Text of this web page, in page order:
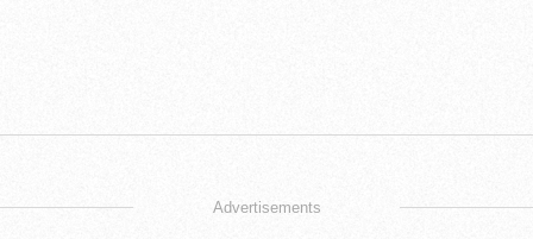
Advertisements